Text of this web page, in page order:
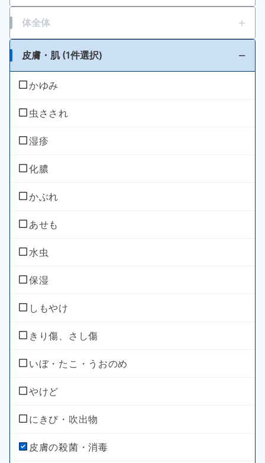
はきけ・むかつき
胃もたれ・胃部不快感
食あたり・水あたりによる下痢
腹痛を伴う下痢
暴飲暴食・寝冷えによる下痢
軟便
便秘
急性便秘（生活環境が変わったときなど）
便秘（食後の腹痛、コロコロ小さい便）
加齢・運動不足による便秘、残便感・膨満感
便秘（便意感じにくい、固くて大きい便）
便秘（ダイエット、少食によるもの）
痔の出血
痔のはれ（炎症）
痔のかゆみ
打撲
体全体
発熱
肉体疲労・からだの不調等の栄養補給
風邪等での発熱・体力消耗
肌荒れ
冷えやすい、血行が悪い
二日酔い
貧血
病中・病後等の増血及び回復促進
カルシウムの補給
眠気
倦怠感
皮膚・肌 (1件選択)
かゆみ
虫さされ
湿疹
化膿
かぶれ
あせも
水虫
保湿
しもやけ
きり傷、さし傷
いぼ・たこ・うおのめ
やけど
にきび・吹出物
皮膚の殺菌・消毒